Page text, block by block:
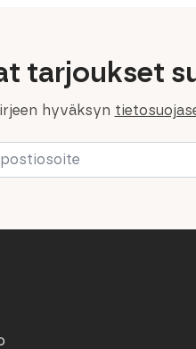
tarjoukset
hyväksyn